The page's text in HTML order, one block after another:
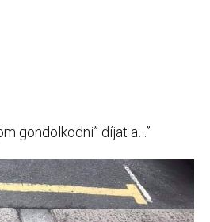
gondolkodni” díjat a…”